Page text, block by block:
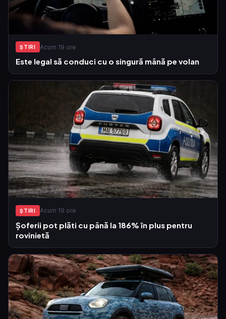
ŞTIRI Acum 19 ore
Este legal să conduci cu o singură mână pe volan
ŞTIRI Acum 19 ore
Șoferii pot plăti cu până la 186% în plus pentru
rovinietă